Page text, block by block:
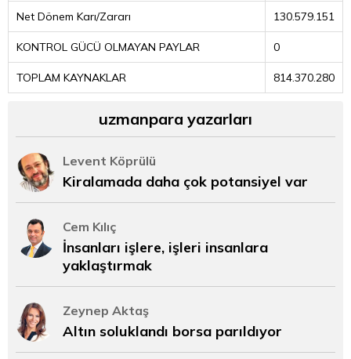
Net Dönem Karı/Zararı 130.579.151
KONTROL GÜCÜ OLMAYAN PAYLAR 0
TOPLAM KAYNAKLAR 814.370.280
uzmanpara yazarları
Levent Köprülü
Kiralamada daha çok potansiyel var
Cem Kılıç
İnsanları işlere, işleri insanlara
yaklaştırmak
Zeynep Aktaş
Altın soluklandı borsa parıldıyor